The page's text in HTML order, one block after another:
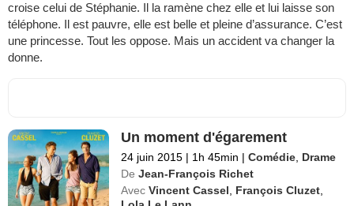
croise celui de Stéphanie. Il la ramène chez elle et lui laisse son
téléphone. Il est pauvre, elle est belle et pleine d’assurance. C’est
une princesse. Tout les oppose. Mais un accident va changer la
donne.
Un moment d'égarement
24 juin 2015 | 1h 45min | Comédie, Drame
De Jean-François Richet
Avec Vincent Cassel, François Cluzet,